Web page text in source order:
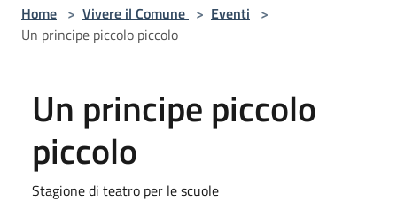
Home > Vivere il Comune > Eventi >
Un principe piccolo piccolo
Un principe piccolo
piccolo
Stagione di teatro per le scuole